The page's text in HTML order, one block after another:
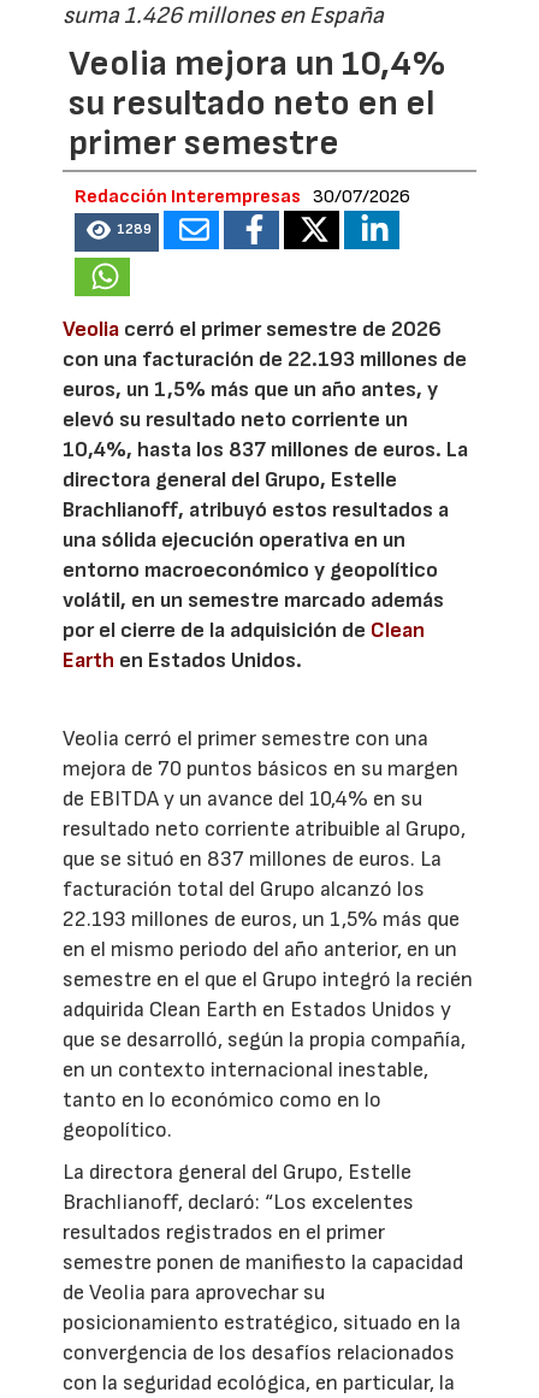
suma 1.426 millones en España
Veolia mejora un 10,4%
su resultado neto en el
primer semestre
Redacción Interempresas 30/07/2026
1289
Veolia cerró el primer semestre de 2026
con una facturación de 22.193 millones de
euros, un 1,5% más que un año antes, y
elevó su resultado neto corriente un
10,4%, hasta los 837 millones de euros. La
directora general del Grupo, Estelle
Brachlianoff, atribuyó estos resultados a
una sólida ejecución operativa en un
entorno macroeconómico y geopolítico
volátil, en un semestre marcado además
por el cierre de la adquisición de Clean
Earth en Estados Unidos.
Veolia cerró el primer semestre con una
mejora de 70 puntos básicos en su margen
de EBITDA y un avance del 10,4% en su
resultado neto corriente atribuible al Grupo,
que se situó en 837 millones de euros. La
facturación total del Grupo alcanzó los
22.193 millones de euros, un 1,5% más que
en el mismo periodo del año anterior, en un
semestre en el que el Grupo integró la recién
adquirida Clean Earth en Estados Unidos y
que se desarrolló, según la propia compañía,
en un contexto internacional inestable,
tanto en lo económico como en lo
geopolítico.
La directora general del Grupo, Estelle
Brachlianoff, declaró: “Los excelentes
resultados registrados en el primer
semestre ponen de manifiesto la capacidad
de Veolia para aprovechar su
posicionamiento estratégico, situado en la
convergencia de los desafíos relacionados
con la seguridad ecológica, en particular, la